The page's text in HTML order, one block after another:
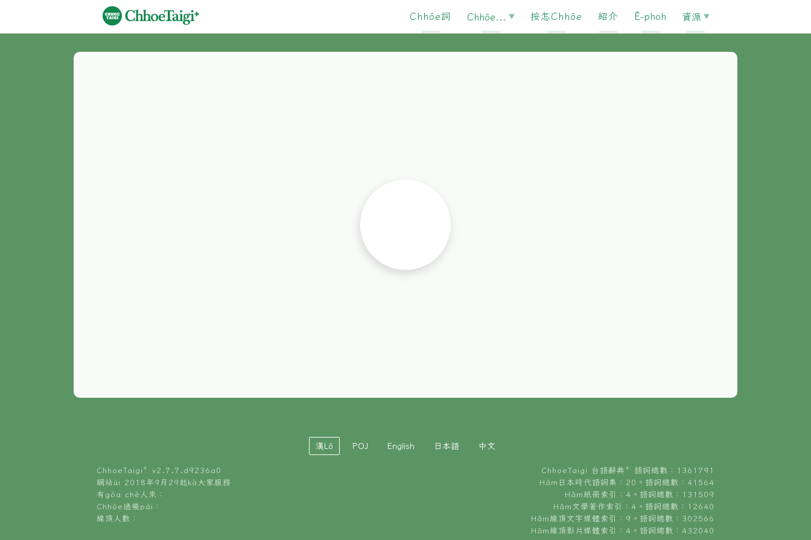
Chhōe詞 Chhōe... 按怎Chhōe 紹介 È-phoh 資源
漢Lô POJ English 日本語 中文
ChhoeTaigi⁺ v2.7.7.d9236a0
網站ùi 2018年9月29起kā大家服務
有gōa chē人來：
Chhōe過幾pái：
線頂人數：
ChhoeTaigi 台語辭典⁺ 語詞總數：1361791
Hâm日本時代語詞集：20。語詞總數：41564
Hâm紙冊索引：4。語詞總數：131509
Hâm文學著作索引：4。語詞總數：12640
Hâm線頂文字媒體索引：9。語詞總數：302566
Hâm線頂影片媒體索引：4。語詞總數：432040